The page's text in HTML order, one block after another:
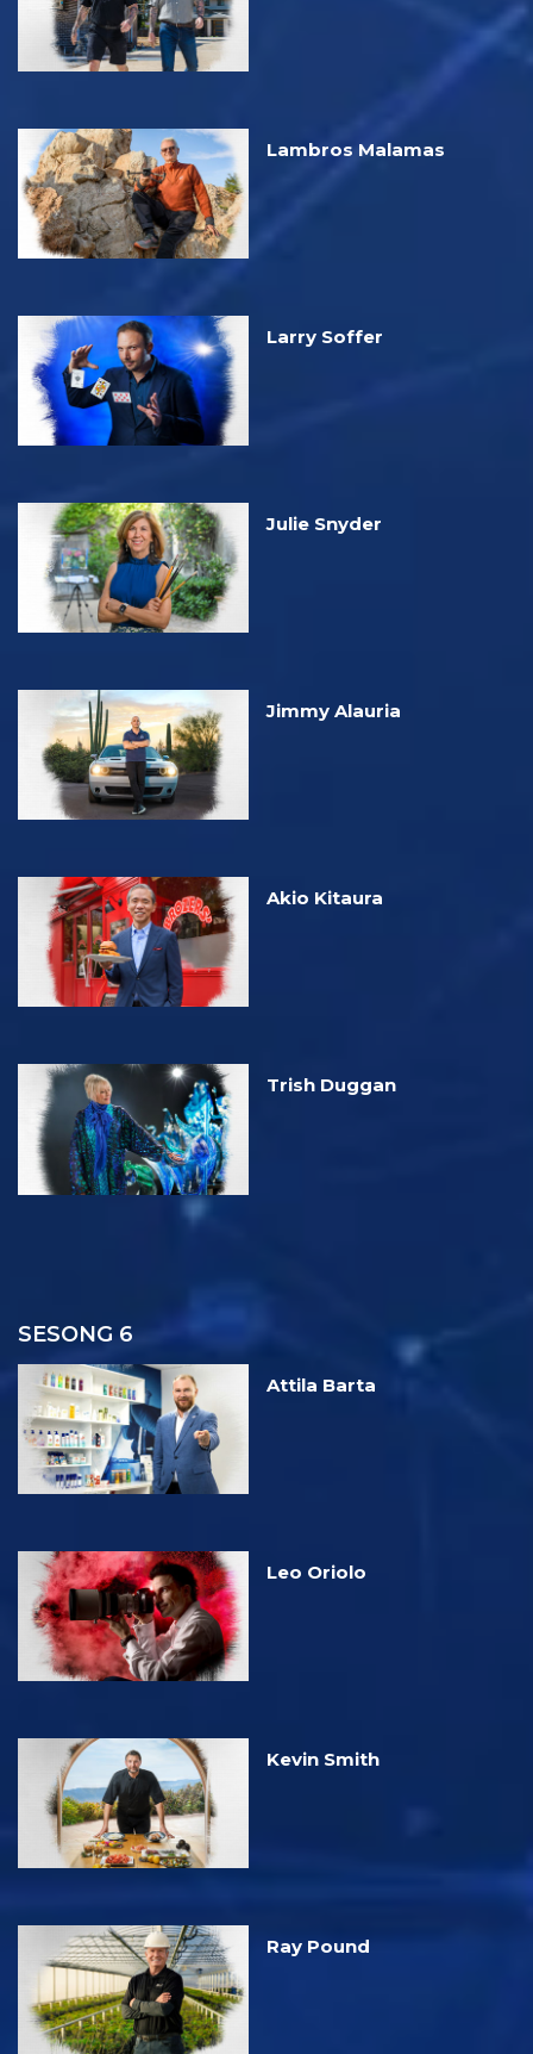
Lambros Malamas
Larry Soffer
Julie Snyder
Jimmy Alauria
Akio Kitaura
Trish Duggan
SESONG 6
Attila Barta
Leo Oriolo
Kevin Smith
Ray Pound